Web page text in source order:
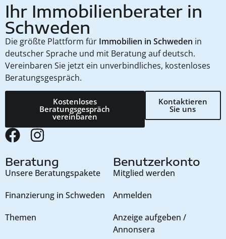
Ihr Immobilienberater in
Schweden
Die größte Plattform für Immobilien in Schweden in
deutscher Sprache und mit Beratung auf deutsch.
Vereinbaren Sie jetzt ein unverbindliches, kostenloses
Beratungsgespräch.
Kostenloses
Beratungsgespräch
vereinbaren
Kontaktieren
Sie uns
Beratung
Unsere Beratungspakete
Finanzierung in Schweden
Themen
Benutzerkonto
Mitglied werden
Anmelden
Anzeige aufgeben /
Annonsera